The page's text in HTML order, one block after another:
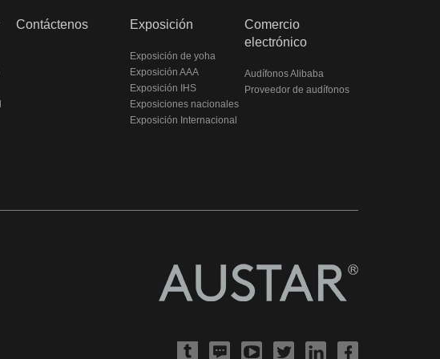
Contáctenos Exposición
Exposición de yoha
Exposición AAA
Exposición IHS
Exposiciones nacionales
Exposición Internacional
Comercio
electrónico
Audífonos Alibaba
Proveedor de audífonos